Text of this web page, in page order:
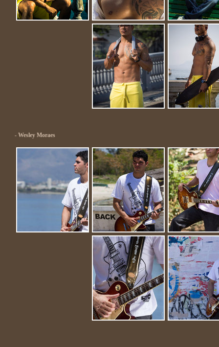
- Wesley Moraes